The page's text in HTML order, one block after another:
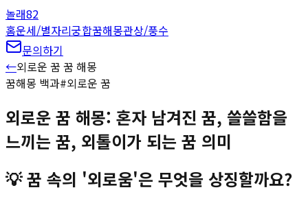
놀래82
홈운세/별자리궁합꿈해몽관상/풍수
문의하기
←외로운 꿈 꿈 해몽
꿈해몽 백과#외로운 꿈
외로운 꿈 해몽: 혼자 남겨진 꿈, 쓸쓸함을
느끼는 꿈, 외톨이가 되는 꿈 의미
💡꿈 속의 '외로움'은 무엇을 상징할까요?